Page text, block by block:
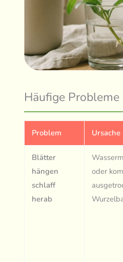
Häufige
Problem Ursache
Blätter
hängen
schlaff
herab
oder